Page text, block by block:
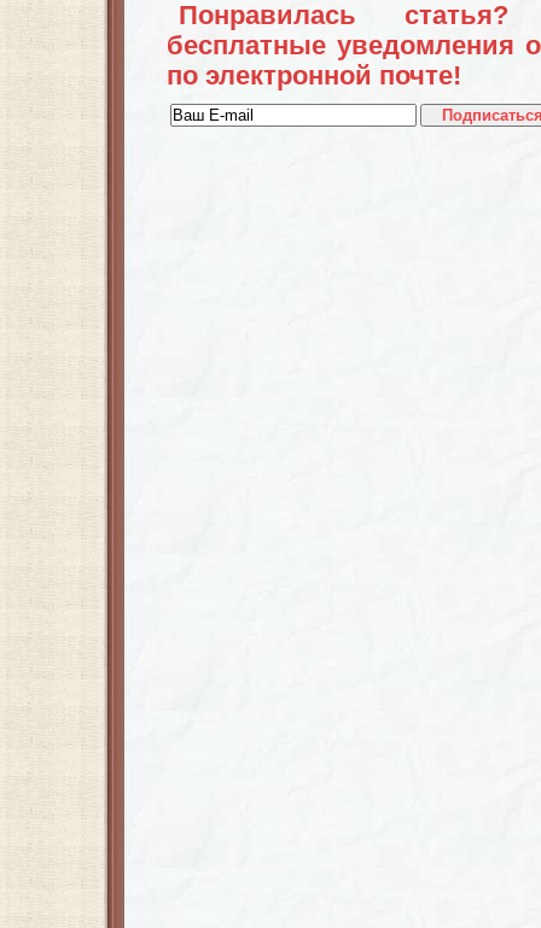
Понравилась
бесплатные уведомления
по электронной почте!